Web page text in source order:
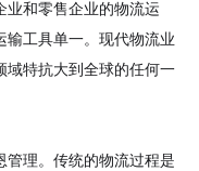
业和零售企业的物流运
输工具单一。现代物流业
域特抗大到全球的任何一
管理。传统的物流过程是